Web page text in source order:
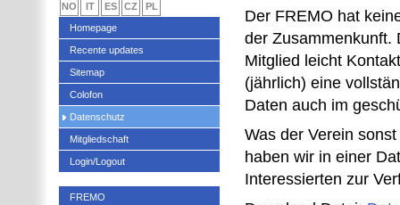
Der FREMO hat
der Zusammenkunft.
Mitglied leicht
(jährlich) eine
Daten auch im
Was der Verein
haben wir in einer
Interessierten zur
NO
IT ES CZ
PL
Homepage
Recente updates
Sitemap
Colofon
Datenschutz
Mitgliedschaft
Login/Logout
FREMO